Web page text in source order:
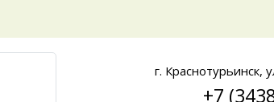
г. Краснотурьинск,
+7